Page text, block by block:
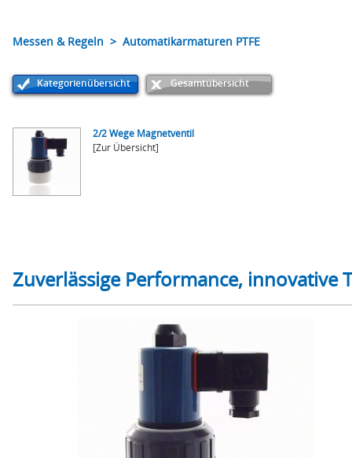
Messen & Regeln > Automatikarmaturen PTFE
Kategorienübersicht Gesamtübersicht
2/2 Wege Magnetventil
[Zur Übersicht]
Zuverlässige Performance, innovative